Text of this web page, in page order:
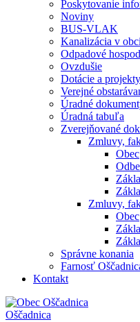
Poskytovanie
Noviny
BUS-VLAK
Kanalizácia v
Odpadové
Ovzdušie
Dotácie a
Verejné
Úradné
Úradná tabuľa
Zverejňované
Zmluvy,
Obec
Zmluvy,
Obec
Správne konania
Farnosť
Kontakt
Oščadnica